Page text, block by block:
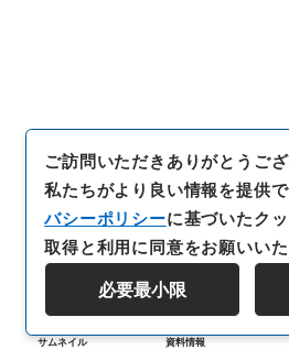
サムネイル 資料情報
ご訪問いただきありがとうござ
私たちがより良い情報を提供で
バシーポリシーに基づいたク
取得と利用に同意をお願いいた
必要最小限